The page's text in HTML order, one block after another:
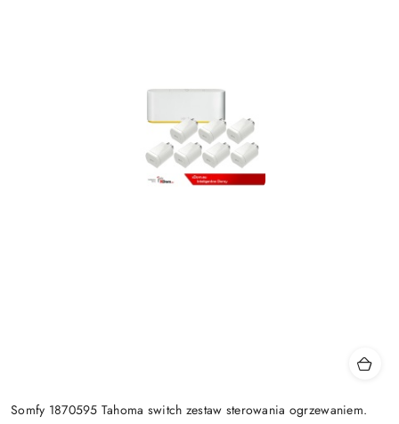
Somfy 1870595 Tahoma switch zestaw sterowania ogrzewaniem.